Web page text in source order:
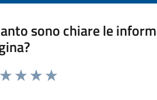
sono chiare le
da 1 a 5 stelle la pagina